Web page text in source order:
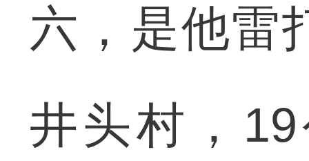
六，是他雷
井头村，